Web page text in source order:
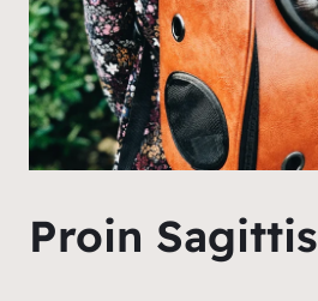
Proin Sagittis